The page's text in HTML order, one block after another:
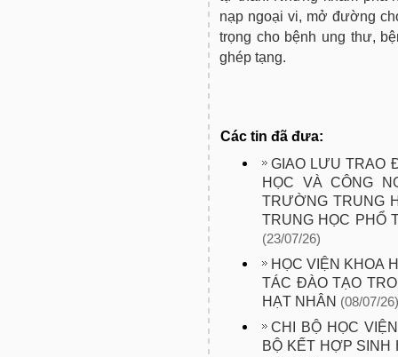
nạp ngoại vi, mở đường
trọng cho bệnh ung thư,
ghép tạng.
Các tin đã đưa:
GIAO LƯU TRAO
HỌC VÀ CÔNG
TRƯỜNG TRUNG
TRUNG HỌC PHỔ
(23/07/26)
HỌC VIỆN KHOA
TÁC ĐÀO TẠO
HẠT NHÂN (08/07/26)
CHI BỘ HỌC
BỘ KẾT HỢP SINH